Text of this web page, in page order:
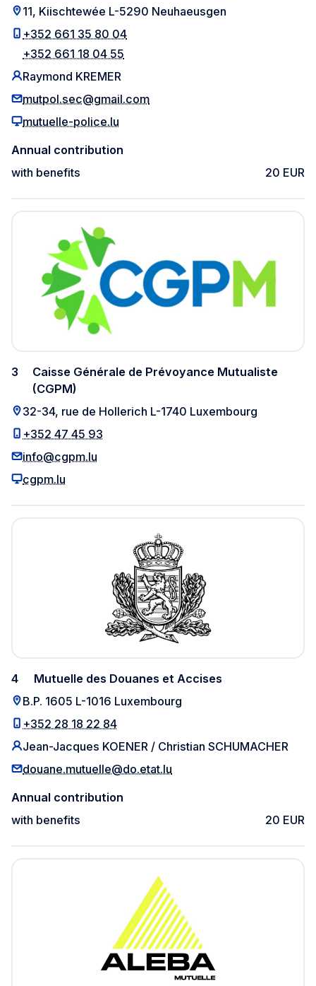
11, Kiischtewée L-5290 Neuhaeusgen
+352 661 35 80 04
+352 661 18 04 55
Raymond KREMER
mutpol.sec@gmail.com
mutuelle-police.lu
Annual contribution
with benefits
20 EUR
Caisse Générale de Prévoyance Mutualiste
(CGPM)
3
32-34, rue de Hollerich L-1740 Luxembourg
+352 47 45 93
info@cgpm.lu
cgpm.lu
Mutuelle des Douanes et Accises
4
B.P. 1605 L-1016 Luxembourg
+352 28 18 22 84
Jean-Jacques KOENER / Christian SCHUMACHER
douane.mutuelle@do.etat.lu
Annual contribution
with benefits
20 EUR